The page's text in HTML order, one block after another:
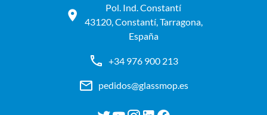
Pol. Ind. Constantí
43120, Constantí, Tarragona,
España
+34 976 900 213
pedidos@glassmop.es